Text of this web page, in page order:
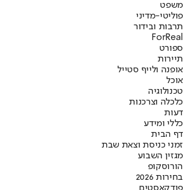
משפט
פוליטי-מדיני
תרבות ובידור
ForReal
ספורט
תיירות
אופנה ולייף סטייל
אוכל
טכנולוגיה
כלכלה וצרכנות
דעות
כללי ומידע
דף הבית
זמני כניסת וצאת שבת
מגזין השבוע
הורוסקופ
בחירות 2026